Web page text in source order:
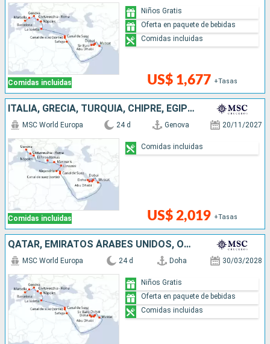
Comidas incluidas US$ 1,677 +Tasas
Niños Gratis
Oferta en paquete de bebidas
Comidas incluidas
ITALIA, GRECIA, TURQUÍA, CHIPRE, EGIPTO, OMAN, QATAR, EMIRATOS ÁRABES UNIDOS
Comidas incluidas
MSC World Europa 24 d Genova 20/11/2027
US$ 2,019 +Tasas
Comidas incluidas
QATAR, EMIRATOS ÁRABES UNIDOS, OMAN, EGIPTO, MALTA, ITALIA, FRANCIA, ESPAÑA
MSC World Europa 24 d Doha 30/03/2028
Niños Gratis
Oferta en paquete de bebidas
Comidas incluidas